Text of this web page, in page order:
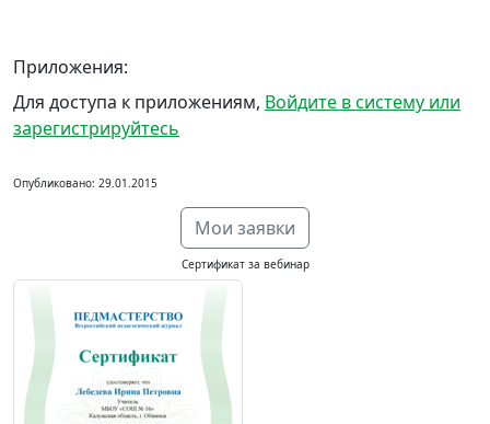
Приложения:
Для доступа к приложениям, Войдите в систему или
зарегистрируйтесь
Опубликовано: 29.01.2015
Мои заявки
Сертификат за вебинар